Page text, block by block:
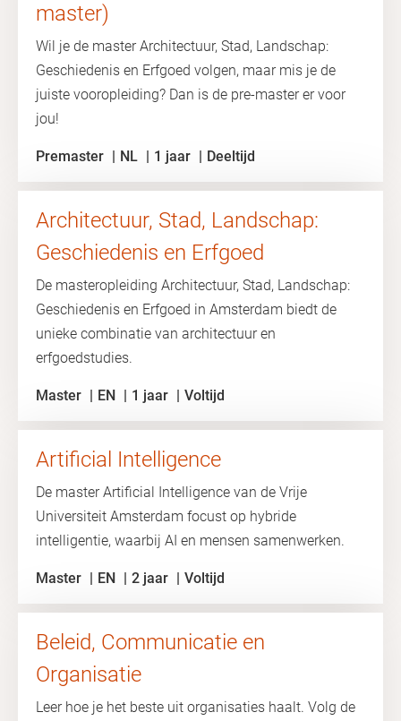
master)
Wil je de master Architectuur, Stad, Landschap:
Geschiedenis en Erfgoed volgen, maar mis je de
juiste vooropleiding? Dan is de pre-master er voor
jou!
Premaster NL 1 jaar Deeltijd
Architectuur, Stad, Landschap:
Geschiedenis en Erfgoed
De masteropleiding Architectuur, Stad, Landschap:
Geschiedenis en Erfgoed in Amsterdam biedt de
unieke combinatie van architectuur en
erfgoedstudies.
Master EN 1 jaar Voltijd
Artificial Intelligence
De master Artificial Intelligence van de Vrije
Universiteit Amsterdam focust op hybride
intelligentie, waarbij AI en mensen samenwerken.
Master EN 2 jaar Voltijd
Beleid, Communicatie en
Organisatie
Leer hoe je het beste uit organisaties haalt. Volg de